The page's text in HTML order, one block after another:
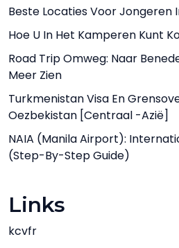
Beste Locaties Voor Jongeren
Hoe U In Het Kamperen Kunt
Road Trip Omweg: Naar
Meer Zien
Turkmenistan Visa En
Oezbekistan [Centraal -Azië]
NAIA (Manila Airport):
(Step-By-Step Guide)
Links
kcvfr